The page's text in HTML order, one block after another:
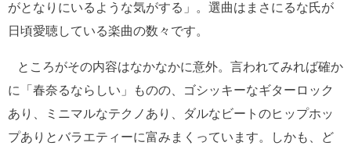
がとなりにいるような気がする」。選曲はまさにるな氏が
日頃愛聴している楽曲の数々です。
ところがその内容はなかなかに意外。言われてみれば確か
に「春奈るならしい」ものの、ゴシッキーなギターロック
あり、ミニマルなテクノあり、ダルなビートのヒップホッ
プありとバラエティーに富みまくっています。しかも、ど